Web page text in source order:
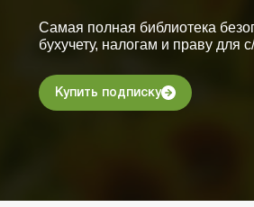
Самая полная библиотека
бухучету, налогам и праву для
Купить подписку